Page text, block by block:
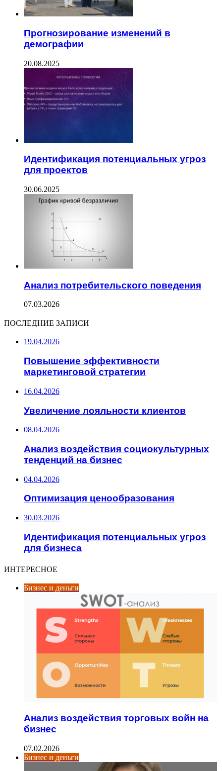
Прогнозирование изменений в
демографии
20.08.2025
Идентификация потенциальных угроз
для проектов
30.06.2025
Анализ потребительского поведения
07.03.2026
ПОСЛЕДНИЕ ЗАПИСИ
19.04.2026
Повышение эффективности
маркетинговой стратегии
16.04.2026
Увеличение лояльности клиентов
08.04.2026
Анализ воздействия социокультурных
тенденций на бизнес
04.04.2026
Оптимизация ценообразования
30.03.2026
Идентификация потенциальных угроз
для бизнеса
ИНТЕРЕСНОЕ
Бизнес и деньги
Анализ воздействия торговых войн на
бизнес
07.02.2026
Бизнес и деньги